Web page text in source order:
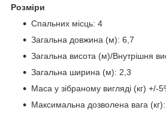
Розміри
Спальних місць: 4
Загальна довжина (м): 6,7
Загальна висота (м)/Внутрішня
Загальна ширина (м): 2,3
Маса у зібраному вигляді (кг) +/-
Максимальна дозволена вага